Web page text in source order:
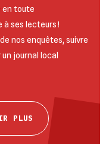
en toute
à ses lecteurs !
nos enquêtes, suivre
journal local
PLUS